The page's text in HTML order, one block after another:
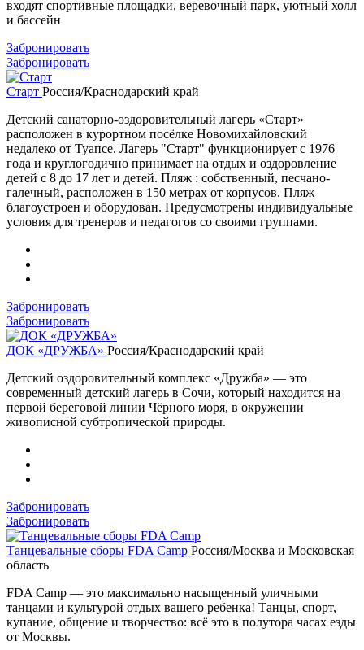
входят спортивные площадки, веревочный парк, уютный холл
и бассейн
Забронировать
Забронировать
Старт Россия/Краснодарский край
Детский санаторно-оздоровительный лагерь «Старт»
расположен в курортном посёлке Новомихайловский
недалеко от Туапсе. Лагерь "Старт" функционирует с 1976
года и круглогодично принимает на отдых и оздоровление
детей с 8 до 17 лет и детей. Пляж : собственный, песчано-
галечный, расположен в 150 метрах от корпусов. Пляж
благоустроен и оборудован. Предусмотрены индивидуальные
условия для тренеров и педагогов со своими группами.
Забронировать
Забронировать
ДОК «ДРУЖБА» Россия/Краснодарский край
Детский оздоровительный комплекс «Дружба» — это
современный детский лагерь в Сочи, который находится на
первой береговой линии Чёрного моря, в окружении
живописной субтропической природы.
Забронировать
Забронировать
Танцевальные сборы FDA Camp Россия/Москва и Московская
область
FDA Camp — это максимально насыщенный уличными
танцами и культурой отдых вашего ребенка! Танцы, спорт,
купание, общение и творчество: всё это в полутора часах езды
от Москвы.